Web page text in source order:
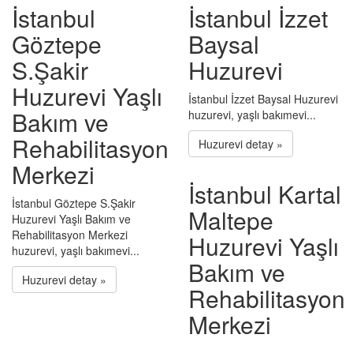
İstanbul
Göztepe
S.Şakir
Huzurevi Yaşlı
Bakım ve
Rehabilitasyon
Merkezi
İstanbul Göztepe S.Şakir
Huzurevi Yaşlı Bakım ve
Rehabilitasyon Merkezi
huzurevi, yaşlı bakımevi...
Huzurevi detay »
İstanbul İzzet
Baysal
Huzurevi
İstanbul İzzet Baysal Huzurevi
huzurevi, yaşlı bakımevi...
Huzurevi detay »
İstanbul Kartal
Maltepe
Huzurevi Yaşlı
Bakım ve
Rehabilitasyon
Merkezi